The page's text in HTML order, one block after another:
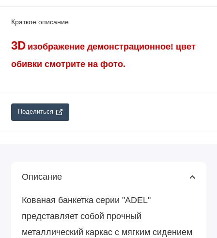
Краткое описание
3D изображение демонстрационное! цвет
обивки смотрите на фото.
Поделиться
Описание
Кованая банкетка серии "ADEL"
представляет собой прочный
металлический каркас с мягким сидением